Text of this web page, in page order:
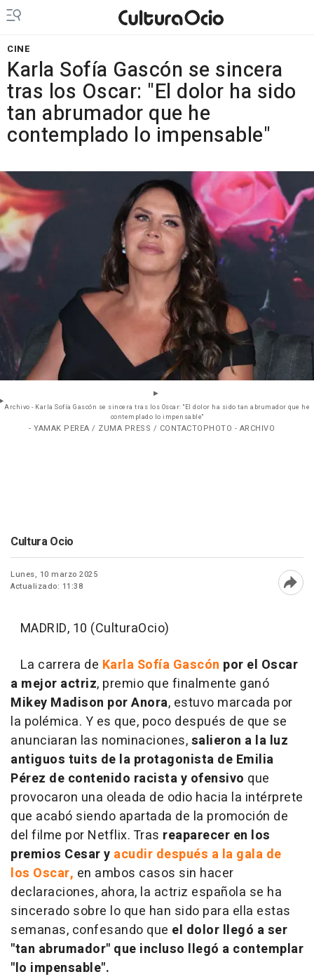
CINE
Karla Sofía Gascón se sincera
tras los Oscar: "El dolor ha sido
tan abrumador que he
contemplado lo impensable"
Archivo - Karla Sofía Gascón se sincera tras los Oscar: "El dolor ha sido tan abrumador que he
contemplado lo impensable"
- YAMAK PEREA / ZUMA PRESS / CONTACTOPHOTO - ARCHIVO
Cultura Ocio
Lunes, 10 marzo 2025
Actualizado: 11:38
MADRID, 10 (CulturaOcio)
La carrera de Karla Sofía Gascón por el Oscar
a mejor actriz, premio que finalmente ganó
Mikey Madison por Anora, estuvo marcada por
la polémica. Y es que, poco después de que se
anunciaran las nominaciones,salieron a la luz
antiguos tuits de la protagonista de Emilia
Pérez de contenido racista y ofensivo que
provocaron una oleada de odio hacia la intérprete
que acabó siendo apartada de la promoción de
del filme por Netflix. Tras reaparecer en los
premios Cesar y acudir después a la gala de
los Oscar, en ambos casos sin hacer
declaraciones, ahora, la actriz española se ha
sincerado sobre lo que han sido para ella estas
semanas, confesando que el dolor llegó a ser
"tan abrumador" que incluso llegó a contemplar
"lo impensable".